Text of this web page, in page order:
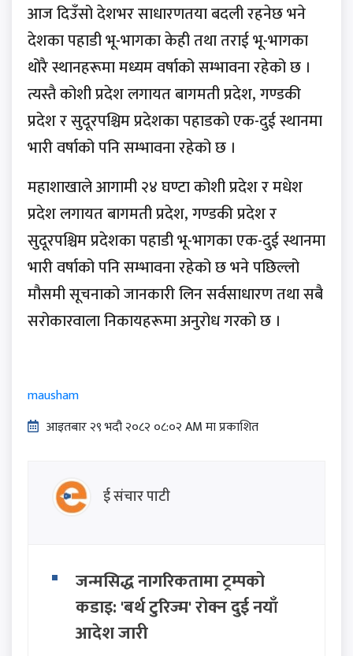
आज दिउँसो देशभर साधारणतया बदली रहनेछ भने
देशका पहाडी भू-भागका केही तथा तराई भू-भागका
थोरै स्थानहरूमा मध्यम वर्षाको सम्भावना रहेको छ ।
त्यस्तै कोशी प्रदेश लगायत बागमती प्रदेश, गण्डकी
प्रदेश र सुदूरपश्चिम प्रदेशका पहाडको एक-दुई स्थानमा
भारी वर्षाको पनि सम्भावना रहेको छ ।
महाशाखाले आगामी २४ घण्टा कोशी प्रदेश र मधेश
प्रदेश लगायत बागमती प्रदेश, गण्डकी प्रदेश र
सुदूरपश्चिम प्रदेशका पहाडी भू-भागका एक-दुई स्थानमा
भारी वर्षाको पनि सम्भावना रहेको छ भने पछिल्लो
मौसमी सूचनाको जानकारी लिन सर्वसाधारण तथा सबै
सरोकारवाला निकायहरूमा अनुरोध गरको छ ।
mausham
आइतबार​ २९ भदौ २०८२ ०८:०२ AM मा प्रकाशित
ई संचार पाटी
जन्मसिद्ध नागरिकतामा ट्रम्पको
कडाइ: 'बर्थ टुरिज्म' रोक्न दुई नयाँ
आदेश जारी